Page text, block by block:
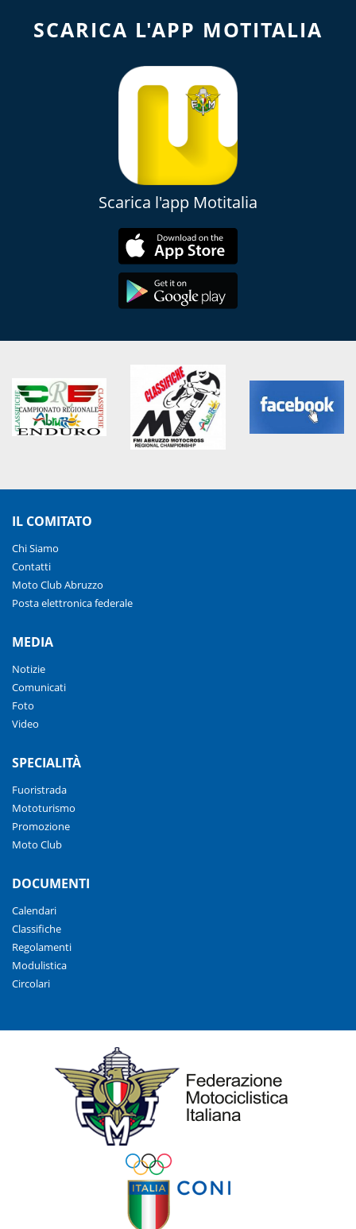
SCARICA L'APP MOTITALIA
Scarica l'app Motitalia
IL COMITATO
Chi Siamo
Contatti
Moto Club Abruzzo
Posta elettronica federale
MEDIA
Notizie
Comunicati
Foto
Video
SPECIALITÀ
Fuoristrada
Mototurismo
Promozione
Moto Club
DOCUMENTI
Calendari
Classifiche
Regolamenti
Modulistica
Circolari